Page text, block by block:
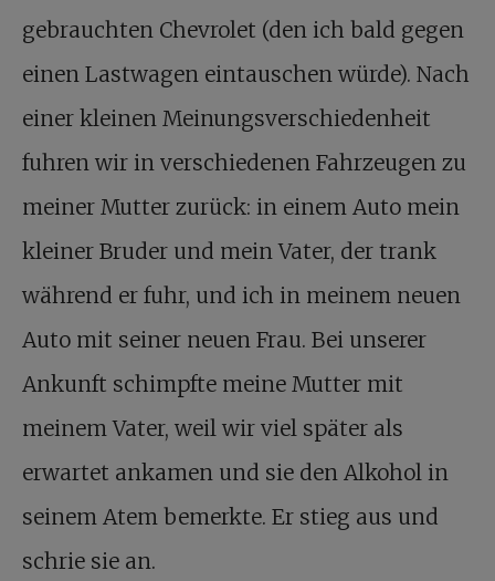
gebrauchten Chevrolet (den ich bald gegen
einen Lastwagen eintauschen würde). Nach
einer kleinen Meinungsverschiedenheit
fuhren wir in verschiedenen Fahrzeugen zu
meiner Mutter zurück: in einem Auto mein
kleiner Bruder und mein Vater, der trank
während er fuhr, und ich in meinem neuen
Auto mit seiner neuen Frau. Bei unserer
Ankunft schimpfte meine Mutter mit
meinem Vater, weil wir viel später als
erwartet ankamen und sie den Alkohol in
seinem Atem bemerkte. Er stieg aus und
schrie sie an.